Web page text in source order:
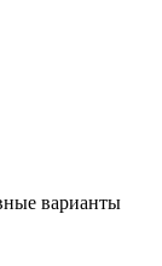
варианты